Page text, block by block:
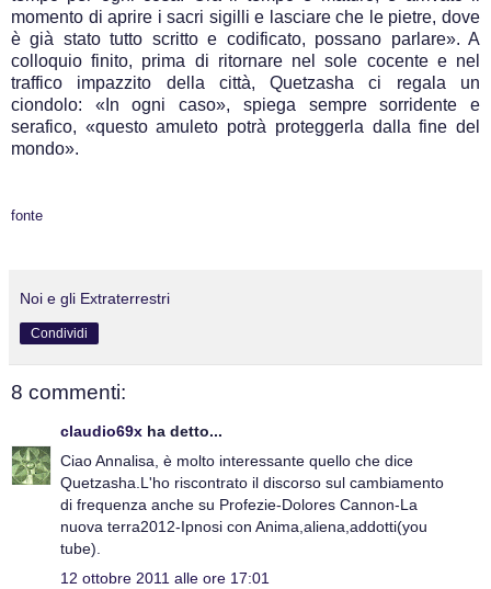
momento di aprire i sacri sigilli e lasciare che le pietre, dove
è già stato tutto scritto e codificato, possano parlare». A
colloquio finito, prima di ritornare nel sole cocente e nel
traffico impazzito della città, Quetzasha ci regala un
ciondolo: «In ogni caso», spiega sempre sorridente e
serafico, «questo amuleto potrà proteggerla dalla fine del
mondo».
fonte
Noi e gli Extraterrestri
Condividi
8 commenti:
claudio69x ha detto...
Ciao Annalisa, è molto interessante quello che dice
Quetzasha.L'ho riscontrato il discorso sul cambiamento
di frequenza anche su Profezie-Dolores Cannon-La
nuova terra2012-Ipnosi con Anima,aliena,addotti(you
tube).
12 ottobre 2011 alle ore 17:01